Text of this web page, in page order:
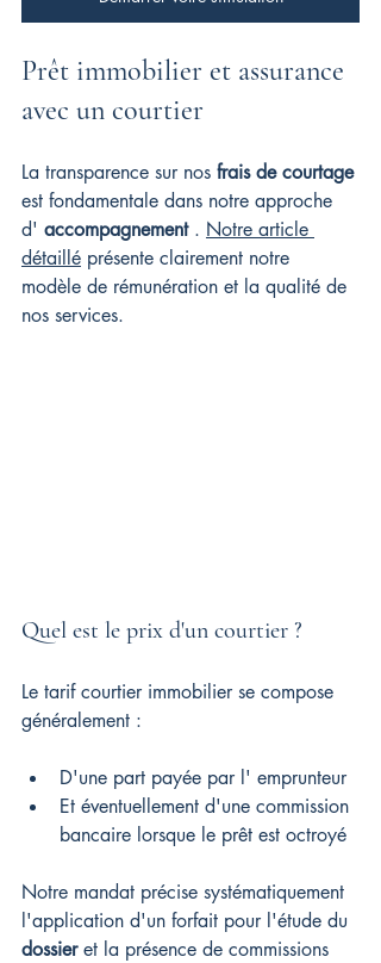
Prêt immobilier et assurance
avec un courtier
La transparence sur nos frais de courtage
est fondamentale dans notre approche
d' accompagnement . Notre article
détaillé présente clairement notre
modèle de rémunération et la qualité de
nos services.
Quel est le prix d'un courtier ?
Le tarif courtier immobilier se compose
généralement :
D'une part payée par l' emprunteur
Et éventuellement d'une commission
bancaire lorsque le prêt est octroyé
Notre mandat précise systématiquement
l'application d'un forfait pour l'étude du
dossier et la présence de commissions